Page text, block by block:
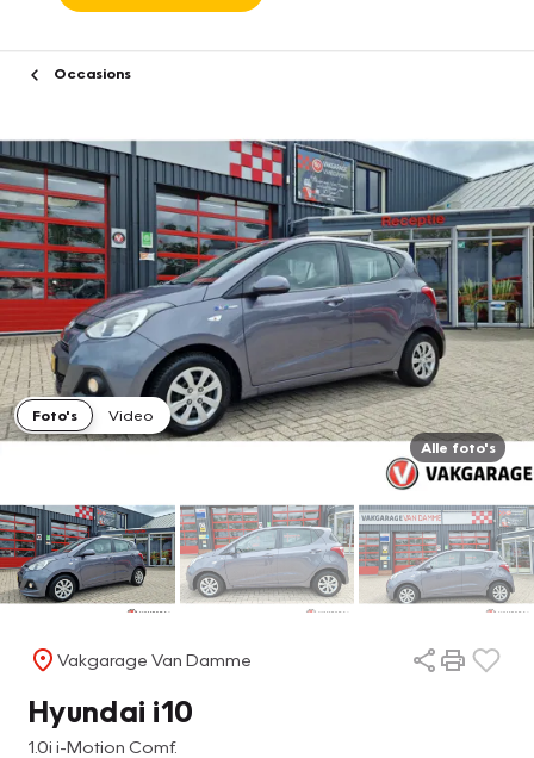
Occasions
Foto's
Video
Alle foto's
Vakgarage Van Damme
Hyundai i10
1.0i i-Motion Comf.